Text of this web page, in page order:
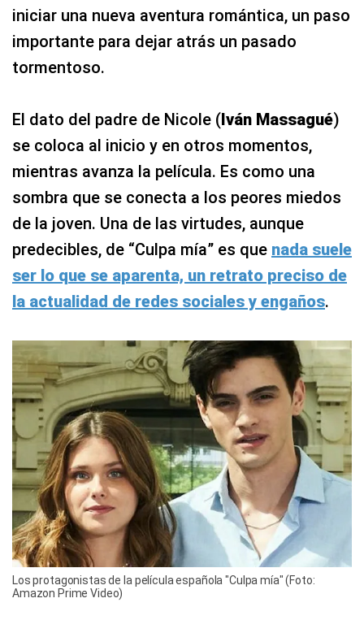
iniciar una nueva aventura romántica, un paso
importante para dejar atrás un pasado
tormentoso.
El dato del padre de Nicole (Iván Massagué)
se coloca al inicio y en otros momentos,
mientras avanza la película. Es como una
sombra que se conecta a los peores miedos
de la joven. Una de las virtudes, aunque
predecibles, de “Culpa mía” es que nada suele
ser lo que se aparenta, un retrato preciso de
la actualidad de redes sociales y engaños.
Los protagonistas de la película española "Culpa mía" (Foto:
Amazon Prime Video)